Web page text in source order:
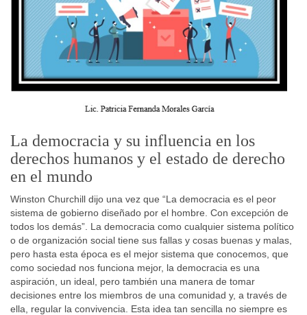
La democracia y su influencia en los
derechos humanos y el estado de derecho
en el mundo
Winston Churchill dijo una vez que “La democracia es el peor
sistema de gobierno diseñado por el hombre. Con excepción de
todos los demás”. La democracia como cualquier sistema político
o de organización social tiene sus fallas y cosas buenas y malas,
pero hasta esta época es el mejor sistema que conocemos, que
como sociedad nos funciona mejor, la democracia es una
aspiración, un ideal, pero también una manera de tomar
decisiones entre los miembros de una comunidad y, a través de
ella, regular la convivencia. Esta idea tan sencilla no siempre es